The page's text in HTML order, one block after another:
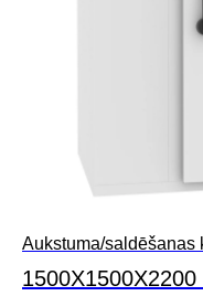
Aukstuma/saldēšanas